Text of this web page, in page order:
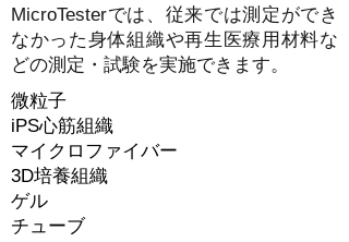
MicroTesterでは、従来では測定ができ
なかった身体組織や再生医療用材料な
どの測定・試験を実施できます。
微粒子
iPS心筋組織
マイクロファイバー
3D培養組織
ゲル
チューブ